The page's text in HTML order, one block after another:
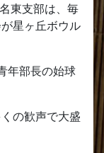
東支部は、毎
星ヶ丘ボウル
年部長の始球
の歓声で大盛